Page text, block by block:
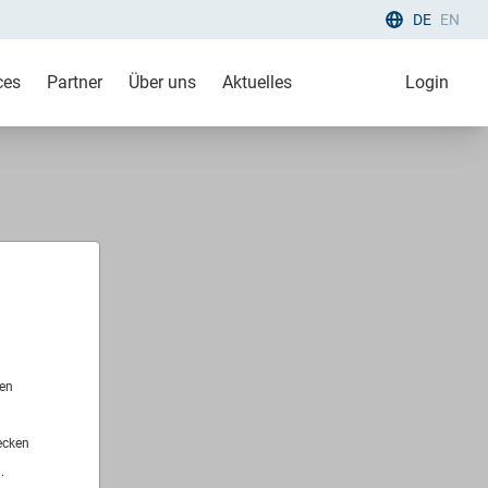
DE EN
Partner Über uns Aktuelles Login